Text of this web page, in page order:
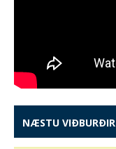
NÆSTU VIÐBURÐIR